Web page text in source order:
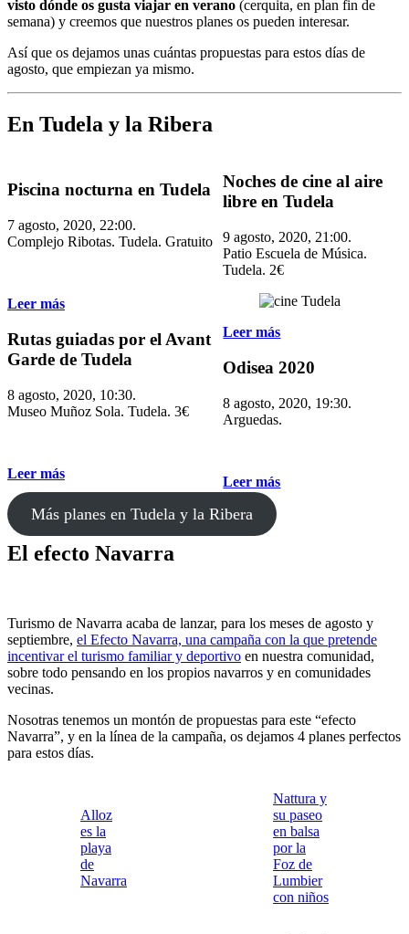
visto dónde os gusta viajar en verano (cerquita, en plan fin de
semana) y creemos que nuestros planes os pueden interesar.
Así que os dejamos unas cuántas propuestas para estos días de
agosto, que empiezan ya mismo.
En Tudela y la Ribera
Piscina nocturna en Tudela
7 agosto, 2020, 22:00.
Complejo Ribotas. Tudela. Gratuito
Leer más
Rutas guiadas por el Avant
Garde de Tudela
8 agosto, 2020, 10:30.
Museo Muñoz Sola. Tudela. 3€
Leer más
Noches de cine al aire
libre en Tudela
9 agosto, 2020, 21:00.
Patio Escuela de Música.
Tudela. 2€
Leer más
Odisea 2020
8 agosto, 2020, 19:30.
Arguedas.
Leer más
Más planes en Tudela y la Ribera
El efecto Navarra
Turismo de Navarra acaba de lanzar, para los meses de agosto y
septiembre, el Efecto Navarra, una campaña con la que pretende
incentivar el turismo familiar y deportivo en nuestra comunidad,
sobre todo pensando en los propios navarros y en comunidades
vecinas.
Nosotras tenemos un montón de propuestas para este “efecto
Navarra”, y en la línea de la campaña, os dejamos 4 planes perfectos
para estos días.
Alloz
es la
playa
de
Navarra
Nattura y
su paseo
en balsa
por la
Foz de
Lumbier
con niños